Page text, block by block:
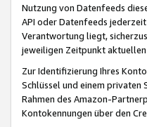
Nutzung von Datenfeeds
API oder Datenfeeds
Verantwortung liegt,
jeweiligen Zeitpunkt
Zur Identifizierung Ihres
Schlüssel und einem privaten
Rahmen des Amazon-
Kontokennungen über den